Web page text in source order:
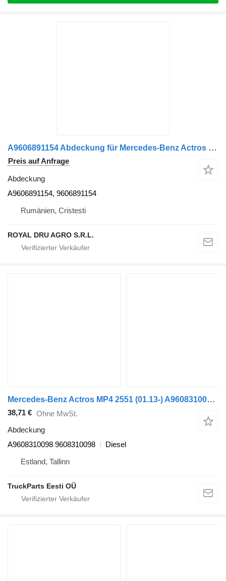
A9606891154 Abdeckung für Mercedes-Benz Actros MP4 2551 LKW
Preis auf Anfrage
Abdeckung
A9606891154, 9606891154
Rumänien, Cristesti
ROYAL DRU AGRO S.R.L.
Mercedes-Benz Actros MP4 2551 (01.13-) A9608310098 Abdeckung für Mercedes-Benz Actros MP4 Antos Arocs (2012-) LKW
38,71 € Ohne MwSt.
Abdeckung
A9608310098 9608310098
Diesel
Estland, Tallinn
TruckParts Eesti OÜ